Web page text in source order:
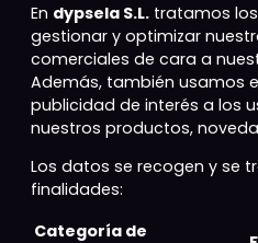
En dypsela S.L. tratamos
gestionar y optimizar
comerciales de cara a
Además, también usamos
publicidad de interés a los
nuestros productos,
Los datos se recogen y se
finalidades:
Categoría de